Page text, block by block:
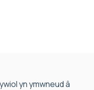
yn ymwneud â